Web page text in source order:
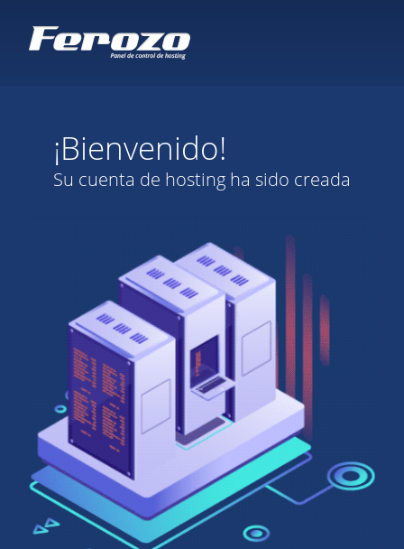
¡Bienvenido!
Su cuenta de hosting ha sido creada